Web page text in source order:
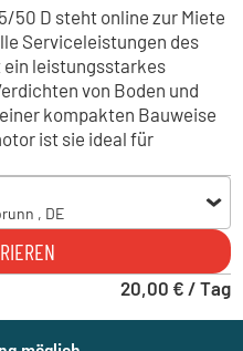
50 D steht online zur Miete
Serviceleistungen des
ein leistungsstarkes
von Boden und
kompakten Bauweise
ist sie ideal für
, DE
, DE
20,00 € / Tag